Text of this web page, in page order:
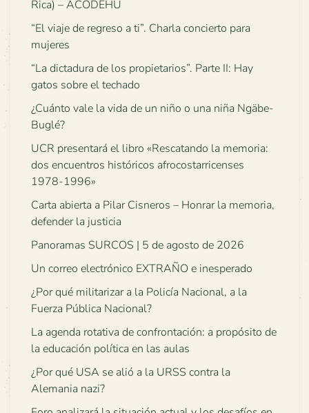
Rica) – ACODEHU
“El viaje de regreso a ti”. Charla concierto para
mujeres
“La dictadura de los propietarios”. Parte II: Hay
gatos sobre el techado
¿Cuánto vale la vida de un niño o una niña Ngäbe-
Buglé?
UCR presentará el libro «Rescatando la memoria:
dos encuentros históricos afrocostarricenses
1978-1996»
Carta abierta a Pilar Cisneros – Honrar la memoria,
defender la justicia
Panoramas SURCOS | 5 de agosto de 2026
Un correo electrónico EXTRAÑO e inesperado
¿Por qué militarizar a la Policía Nacional, a la
Fuerza Pública Nacional?
La agenda rotativa de confrontación: a propósito de
la educación política en las aulas
¿Por qué USA se alió a la URSS contra la
Alemania nazi?